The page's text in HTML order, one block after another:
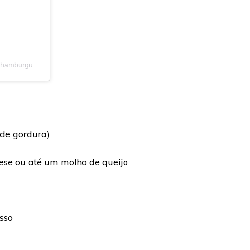
gordura)
ou até um molho de queijo